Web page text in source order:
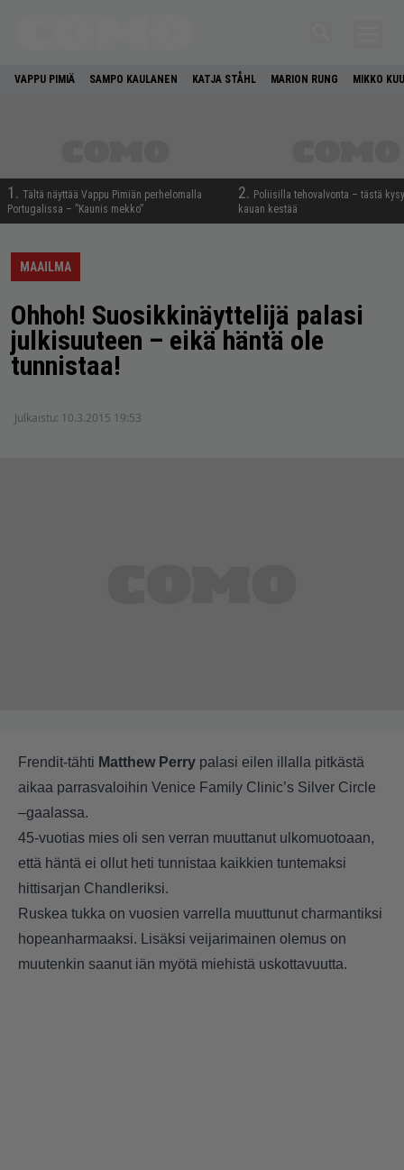
VAPPU PIMIÄ SAMPO KAULANEN KATJA STÅHL MARION RUNG MIKKO
1. Tältä näyttää Vappu Pimiän perhelomalla
Portugalissa – ”Kaunis mekko”
2. Poliisilla tehovalvonta – tästä
kauan kestää
MAAILMA
Ohhoh! Suosikkinäyttelijä palasi
julkisuuteen – eikä häntä ole
tunnistaa!
Julkaistu: 10.3.2015 19:53
Frendit-tähti Matthew Perry palasi eilen illalla pitkästä
aikaa parrasvaloihin Venice Family Clinic’s Silver Circle
–gaalassa.
45-vuotias mies oli sen verran muuttanut ulkomuotoaan,
että häntä ei ollut heti tunnistaa kaikkien tuntemaksi
hittisarjan Chandleriksi.
Ruskea tukka on vuosien varrella muuttunut charmantiksi
hopeanharmaaksi. Lisäksi veijarimainen olemus on
muutenkin saanut iän myötä miehistä uskottavuutta.